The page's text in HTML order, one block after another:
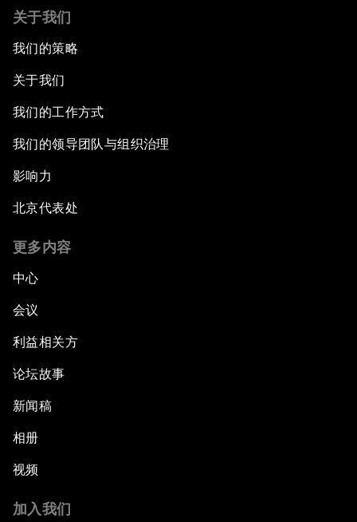
关于我们
我们的策略
关于我们
我们的工作方式
我们的领导团队与组织治理
影响力
北京代表处
更多内容
中心
会议
利益相关方
论坛故事
新闻稿
相册
视频
加入我们